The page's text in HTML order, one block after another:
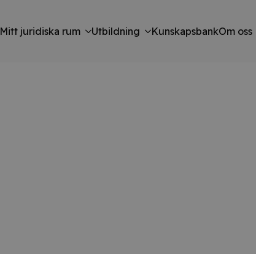
Mitt juridiska rum Utbildning KunskapsbankOm oss